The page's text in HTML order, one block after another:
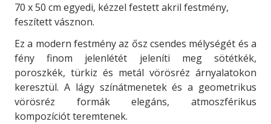
70 x 50 cm egyedi, kézzel festett akril festmény,
feszített vásznon.
Ez a modern festmény az ősz csendes mélységét és a
fény finom jelenlétét jeleníti meg sötétkék,
poroszkék, türkiz és metál vörösréz árnyalatokon
keresztül. A lágy színátmenetek és a geometrikus
vörösréz formák elegáns, atmoszférikus
kompozíciót teremtenek.